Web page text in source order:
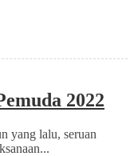
2022
yang lalu, seruan